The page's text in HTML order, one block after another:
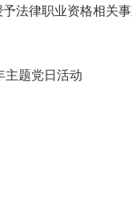
法律职业资格相关
主题党日活动